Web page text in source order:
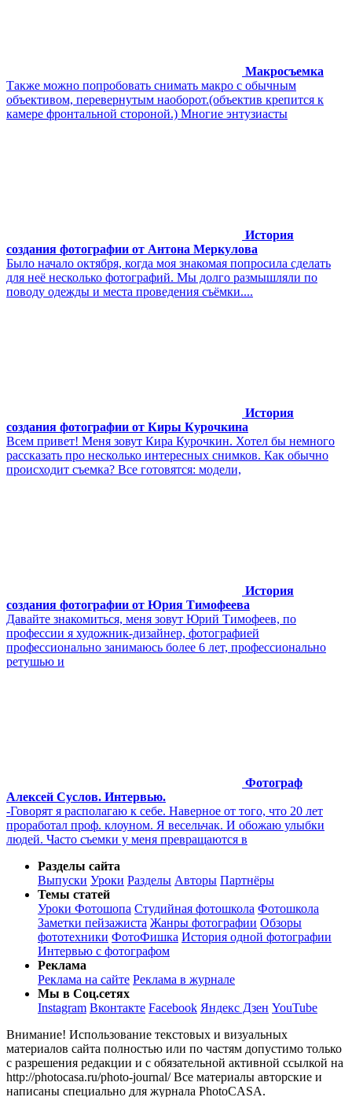
Макросъемка
Также можно попробовать снимать макро с обычным
объективом, перевернутым наоборот.(объектив крепится к
камере фронтальной стороной.) Многие энтузиасты
История
создания фотографии от Антона Меркулова
Было начало октября, когда моя знакомая попросила сделать
для неё несколько фотографий. Мы долго размышляли по
поводу одежды и места проведения съёмки....
История
создания фотографии от Киры Курочкина
Всем привет! Меня зовут Кира Курочкин. Хотел бы немного
рассказать про несколько интересных снимков. Как обычно
происходит съемка? Все готовятся: модели,
История
создания фотографии от Юрия Тимофеева
Давайте знакомиться, меня зовут Юрий Тимофеев, по
профессии я художник-дизайнер, фотографией
профессионально занимаюсь более 6 лет, профессионально
ретушью и
Фотограф
Алексей Суслов. Интервью.
-Говорят я располагаю к себе. Наверное от того, что 20 лет
проработал проф. клоуном. Я весельчак. И обожаю улыбки
людей. Часто съемки у меня превращаются в
Разделы сайта
Выпуски Уроки Разделы Авторы Партнёры
Темы статей
Уроки Фотошопа Студийная фотошкола Фотошкола
Заметки пейзажиста Жанры фотографии Обзоры
фототехники ФотоФишка История одной фотографии
Интервью с фотографом
Реклама
Реклама на сайте Реклама в журнале
Мы в Соц.сетях
Instagram Вконтакте Facebook Яндекс Дзен YouTube
Внимание! Использование текстовых и визуальных
материалов сайта полностью или по частям допустимо только
с разрешения редакции и с обязательной активной ссылкой на
http://photocasa.ru/photo-journal/ Все материалы авторские и
написаны специально для журнала PhotoCASA.